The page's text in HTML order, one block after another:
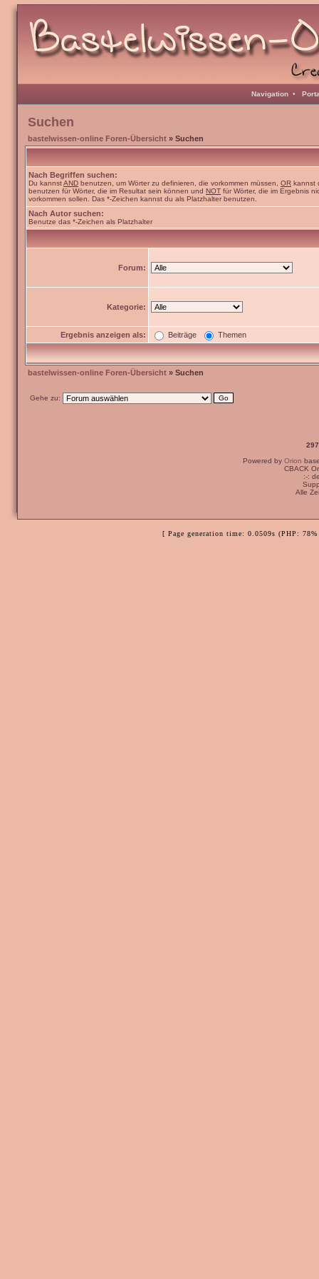
Navigation •
Suchen
bastelwissen-online Foren-Übersicht » Suchen
Nach Begriffen suchen:
Du kannstAND benutzen, um Wörter zu definieren, die vorkommen müssen, OR kannst
benutzen für Wörter, die im Resultat sein können und NOT für Wörter, die im Ergebnis
vorkommen sollen. Das *-Zeichen kannst du als Platzhalter benutzen.
Nach Autor suchen:
Benutze das *-Zeichen als Platzhalter
Forum:
Kategorie:
Ergebnis anzeigen als: Beiträge Themen
bastelwissen-online Foren-Übersicht » Suchen
Gehe zu:
Powered by Orion
CBACK
:-:
Alle
[ Page generation time: 0.0509s (PHP: